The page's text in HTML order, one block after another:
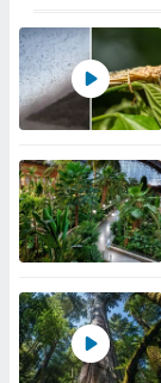
perfiles
utilizar
crear un
uso de
contenido
medir el
de la
el